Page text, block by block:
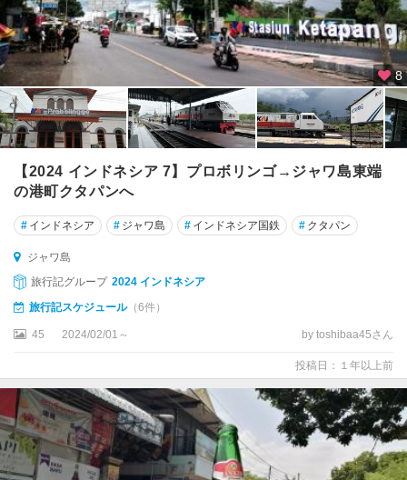
8
【2024 インドネシア 7】プロボリンゴ→ジャワ島東端
の港町クタパンへ
# インドネシア # ジャワ島 # インドネシア国鉄 # クタパン
ジャワ島
旅行記グループ 2024 インドネシア
旅行記スケジュール（6件）
45 2024/02/01～ by toshibaa45さん
投稿日：１年以上前